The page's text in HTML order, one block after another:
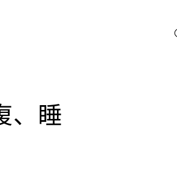
、睡